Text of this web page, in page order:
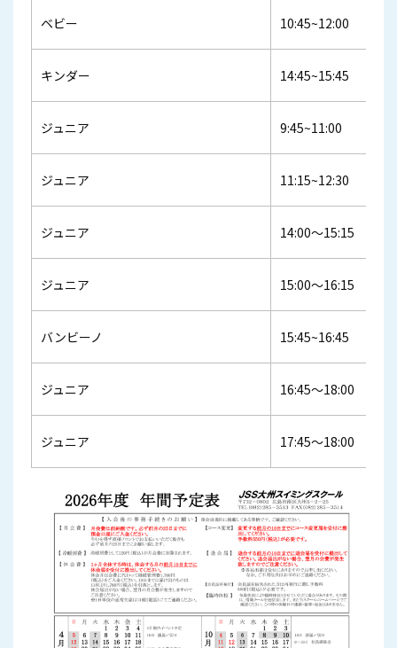
ベビー 10:45~12:00
キンダー 14:45~15:45
ジュニア 9:45~11:00
ジュニア 11:15~12:30
ジュニア 14:00～15:15
ジュニア 15:00～16:15
バンビーノ 15:45~16:45
ジュニア 16:45～18:00
ジュニア 17:45～18:00